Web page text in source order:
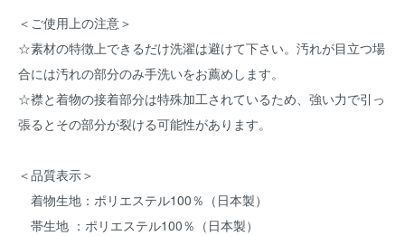
＜ご使用上の注意＞
☆素材の特徴上できるだけ洗濯は避けて下さい。汚れが目立つ場
合には汚れの部分のみ手洗いをお薦めします。
☆襟と着物の接着部分は特殊加工されているため、強い力で引っ
張るとその部分が裂ける可能性があります。
＜品質表示＞
着物生地：ポリエステル100％（日本製）
帯生地 ：ポリエステル100％（日本製）